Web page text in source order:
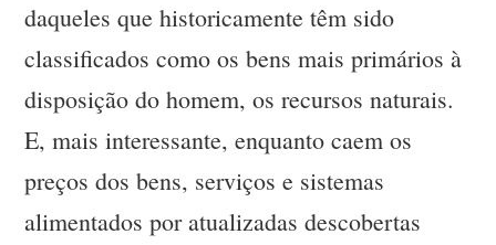
daqueles que historicamente têm sido
classificados como os bens mais primários à
disposição do homem, os recursos naturais.
E, mais interessante, enquanto caem os
preços dos bens, serviços e sistemas
alimentados por atualizadas descobertas